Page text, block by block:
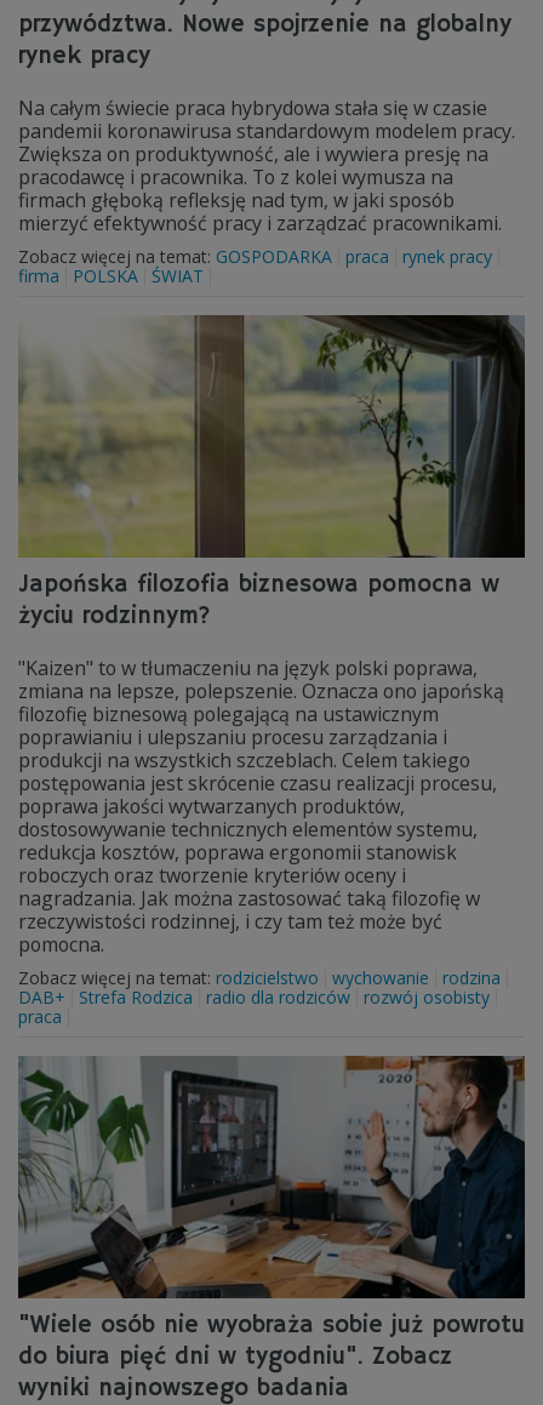
przywództwa. Nowe spojrzenie na globalny
rynek pracy
Na całym świecie praca hybrydowa stała się w czasie
pandemii koronawirusa standardowym modelem pracy.
Zwiększa on produktywność, ale i wywiera presję na
pracodawcę i pracownika. To z kolei wymusza na
firmach głęboką refleksję nad tym, w jaki sposób
mierzyć efektywność pracy i zarządzać pracownikami.
Zobacz więcej na temat: GOSPODARKA praca
rynek pracy
firma
POLSKA ŚWIAT
Japońska filozofia biznesowa pomocna w
życiu rodzinnym?
"Kaizen" to w tłumaczeniu na język polski poprawa,
zmiana na lepsze, polepszenie. Oznacza ono japońską
filozofię biznesową polegającą na ustawicznym
poprawianiu i ulepszaniu procesu zarządzania i
produkcji na wszystkich szczeblach. Celem takiego
postępowania jest skrócenie czasu realizacji procesu,
poprawa jakości wytwarzanych produktów,
dostosowywanie technicznych elementów systemu,
redukcja kosztów, poprawa ergonomii stanowisk
roboczych oraz tworzenie kryteriów oceny i
nagradzania. Jak można zastosować taką filozofię w
rzeczywistości rodzinnej, i czy tam też może być
pomocna.
Zobacz więcej na temat: rodzicielstwo wychowanie
rodzina
DAB+
Strefa Rodzica radio dla rodziców
rozwój osobisty
praca
"Wiele osób nie wyobraża sobie już powrotu
do biura pięć dni w tygodniu". Zobacz
wyniki najnowszego badania